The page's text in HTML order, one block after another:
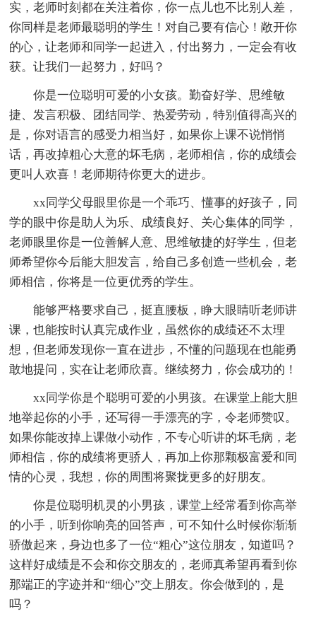
实，老师时刻都在关注着你，你一点儿也不比别人差，
你同样是老师最聪明的学生！对自己要有信心！敞开你
的心，让老师和同学一起进入，付出努力，一定会有收
获。让我们一起努力，好吗？
你是一位聪明可爱的小女孩。勤奋好学、思维敏
捷、发言积极、团结同学、热爱劳动，特别值得高兴的
是，你对语言的感受力相当好，如果你上课不说悄悄
话，再改掉粗心大意的坏毛病，老师相信，你的成绩会
更叫人欢喜！老师期待你更大的进步。
xx同学父母眼里你是一个乖巧、懂事的好孩子，同
学的眼中你是助人为乐、成绩良好、关心集体的同学，
老师眼里你是一位善解人意、思维敏捷的好学生，但老
师希望你今后能大胆发言，给自己多创造一些机会，老
师相信，你将是一位更优秀的学生。
能够严格要求自己，挺直腰板，睁大眼睛听老师讲
课，也能按时认真完成作业，虽然你的成绩还不太理
想，但老师发现你一直在进步，不懂的问题现在也能勇
敢地提问，实在让老师欣喜。继续努力，你会成功的！
xx同学你是个聪明可爱的小男孩。在课堂上能大胆
地举起你的小手，还写得一手漂亮的字，令老师赞叹。
如果你能改掉上课做小动作，不专心听讲的坏毛病，老
师相信，你的成绩将更骄人，再加上你那颗极富爱和同
情的心灵，我想，你的周围将聚拢更多的好朋友。
你是位聪明机灵的小男孩，课堂上经常看到你高举
的小手，听到你响亮的回答声，可不知什么时候你渐渐
骄傲起来，身边也多了一位“粗心”这位朋友，知道吗？
这样好成绩是不会和你交朋友的，老师真希望再看到你
那端正的字迹并和“细心”交上朋友。你会做到的，是
吗？